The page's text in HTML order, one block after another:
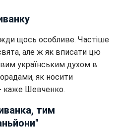
щось особливе. Частіше
але ж як вписати цю
українським духом в
як носити
каже Шевченко.
тим